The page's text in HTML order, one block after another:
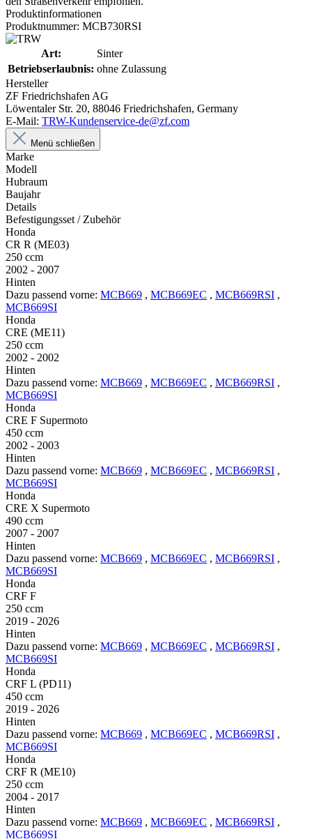
Produktinformationen
Produktnummer: MCB730RSI
Art:
Sinter
Betriebserlaubnis: ohne Zulassung
Hersteller
ZF Friedrichshafen AG
Löwentaler Str. 20, 88046 Friedrichshafen, Germany
E-Mail: TRW-Kundenservice-de@zf.com
Menü schließen
Marke
Modell
Hubraum
Baujahr
Details
Befestigungsset / Zubehör
Honda
CR R (ME03)
250 ccm
2002 - 2007
Hinten
Dazu passend vorne: MCB669 , MCB669EC , MCB669RSI ,
MCB669SI
Honda
CRE (ME11)
250 ccm
2002 - 2002
Hinten
Dazu passend vorne: MCB669 , MCB669EC , MCB669RSI ,
MCB669SI
Honda
CRE F Supermoto
450 ccm
2002 - 2003
Hinten
Dazu passend vorne: MCB669 , MCB669EC , MCB669RSI ,
MCB669SI
Honda
CRE X Supermoto
490 ccm
2007 - 2007
Hinten
Dazu passend vorne: MCB669 , MCB669EC , MCB669RSI ,
MCB669SI
Honda
CRF F
250 ccm
2019 - 2026
Hinten
Dazu passend vorne: MCB669 , MCB669EC , MCB669RSI ,
MCB669SI
Honda
CRF L (PD11)
450 ccm
2019 - 2026
Hinten
Dazu passend vorne: MCB669 , MCB669EC , MCB669RSI ,
MCB669SI
Honda
CRF R (ME10)
250 ccm
2004 - 2017
Hinten
Dazu passend vorne: MCB669 , MCB669EC , MCB669RSI ,
MCB669SI